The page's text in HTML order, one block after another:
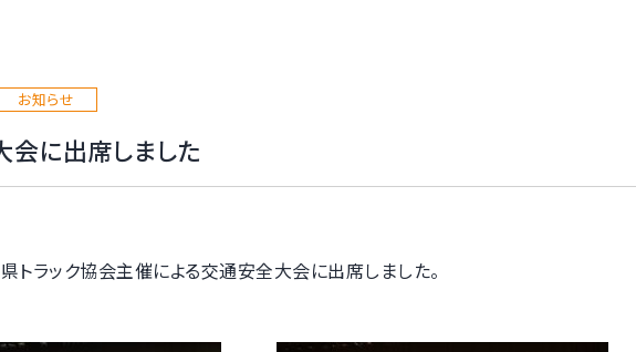
お知らせ
会に出席しました
トラック協会主催による交通安全大会に出席しました。